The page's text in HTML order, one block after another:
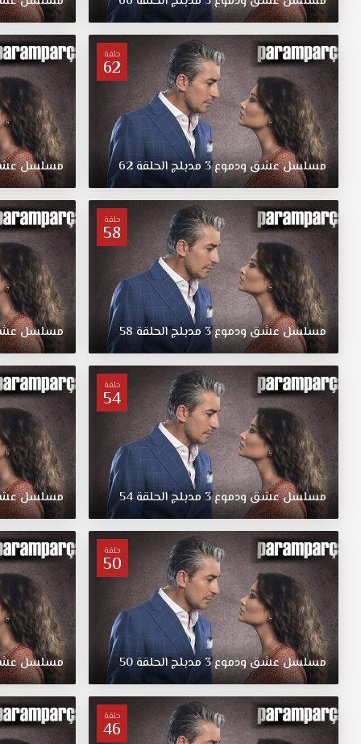
عشق
مدبلج
الحلقة
عشق
بل
الميراث
الذي
إنتظر
واستمر
لها
مسلسل
عشق
ودموع
الحلقة
45
مدبلج
قصة
عشق.
يدور
المسلسل
حول
قيام
ممرضة
بتبديل
بنتين
ببعضهما،
حيث
اخذت
العائلة
الغنية
ابنة
العائلة
الفقيرة،
والعكس
صحيح
بالنسبة
حلقة
62
مسلسلعشقودموع3 مدبلجالحلقة62 مسلسل
حلقة
58
مسلسلعشقودموع3 مدبلجالحلقة 58 مسلسل
حلقة
54
مسلسلعشقودموع3 مدبلجالحلقة54 مسلسل
حلقة
50
مسلسلعشقودموع3 مدبلجالحلقة50 مسلسل
حلقة
46